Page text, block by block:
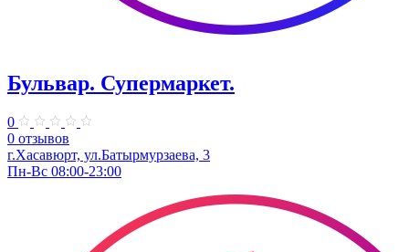
Бульвар. ​Супермаркет.
0
0 отзывов
г.Хасавюрт, ул.Батырмурзаева, 3
Пн-Вс 08:00-23:00